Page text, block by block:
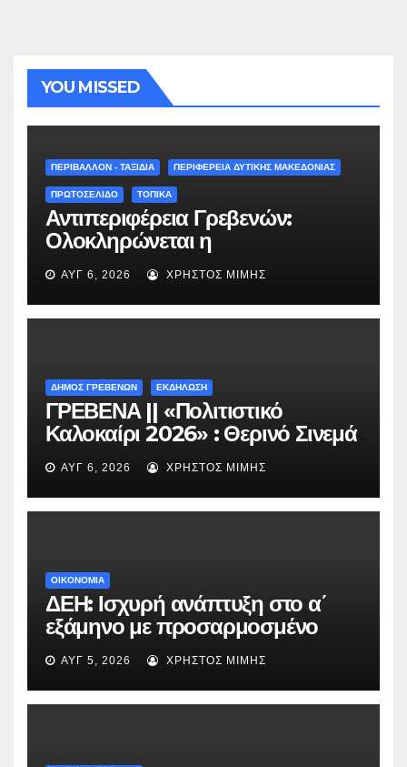
YOU MISSED
ΠΕΡΙΒΑΛΛΟΝ - ΤΑΞΙΔΙΑ ΠΕΡΙΦΕΡΕΙΑ ΔΥΤΙΚΗΣ ΜΑΚΕΔΟΝΙΑΣ
ΠΡΩΤΟΣΕΛΙΔΟ ΤΟΠΙΚΑ
Αντιπεριφέρεια Γρεβενών:
Ολοκληρώνεται η
ασφαλτόστρωση της οδού
Περιβόλι – Αβδέλλα
ΑΥΓ 6, 2026 ΧΡΉΣΤΟΣ ΜΊΜΗΣ
ΔΗΜΟΣ ΓΡΕΒΕΝΩΝ ΕΚΔΗΛΩΣΗ
ΓΡΕΒΕΝΑ || «Πολιτιστικό
Καλοκαίρι 2026» : Θερινό Σινεμά
με την βραβευμένη ταινία
«Μικρές Ανάσες».
ΑΥΓ 6, 2026 ΧΡΉΣΤΟΣ ΜΊΜΗΣ
ΟΙΚΟΝΟΜΙΑ
ΔΕΗ: Ισχυρή ανάπτυξη στο α΄
εξάμηνο με προσαρμοσμένο
EBITDA στα €1,2 δισ.
ΑΥΓ 5, 2026 ΧΡΉΣΤΟΣ ΜΊΜΗΣ